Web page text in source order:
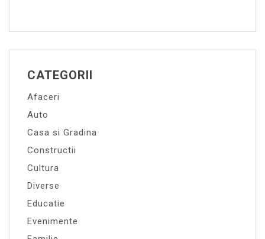
CATEGORII
Afaceri
Auto
Casa si Gradina
Constructii
Cultura
Diverse
Educatie
Evenimente